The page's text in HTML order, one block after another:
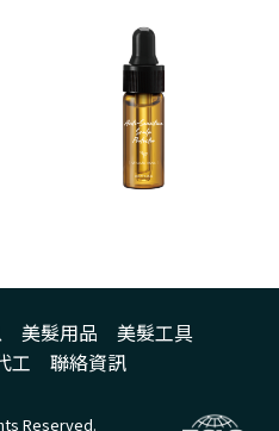
美髮用品
美髮工具
工
聯絡資訊
Reserved.